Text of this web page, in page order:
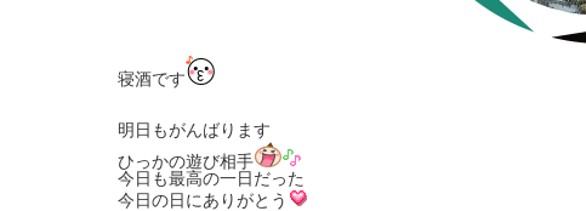
寝酒です
明日もがんばります
ひっかの遊び相手
今日も最高の一日だった
今日の日にありがとう